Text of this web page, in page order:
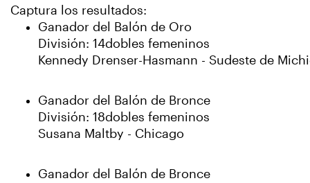
Captura los resultados:
Ganador del Balón de Oro
División: 14dobles femeninos
Kennedy Drenser-Hasmann - Sudeste de
Ganador del Balón de Bronce
División: 18dobles femeninos
Susana Maltby - Chicago
Ganador del Balón de Bronce